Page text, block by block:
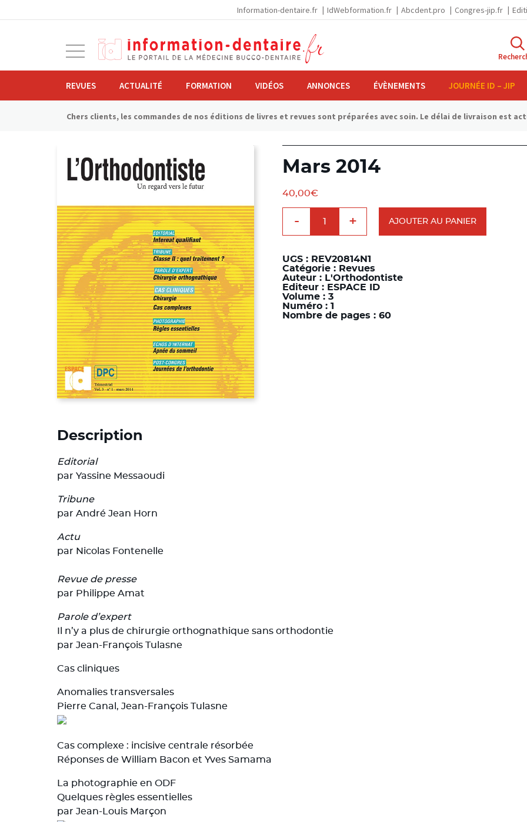
Information-dentaire.fr IdWebformation.fr Abcdent.pro Congres-jip.fr
navigation
REVUES ACTUALITÉ FORMATION VIDÉOS ANNONCES ÉVÈNEMENTS JOURNÉE ID – JIP
Chers clients, les commandes de nos éditions de livres et revues sont préparées avec soin. Le délai de livraison est
Mars 2014
40,00€
- + AJOUTER AU PANIER
UGS : REV20814N1
Catégorie : Revues
Auteur : L'Orthodontiste
Editeur : ESPACE ID
Volume :3
Numéro :1
Nombre de pages :60
Description
Editorial
par Yassine Messaoudi
Tribune
par André Jean Horn
Actu
par Nicolas Fontenelle
Revue de presse
par Philippe Amat
Parole d’expert
Il n’y a plus de chirurgie orthognathique sans orthodontie
par Jean-François Tulasne
Cas cliniques
Anomalies transversales
Pierre Canal, Jean-François Tulasne
Cas complexe : incisive centrale résorbée
Réponses de William Bacon et Yves Samama
La photographie en ODF
Quelques règles essentielles
par Jean-Louis Marçon